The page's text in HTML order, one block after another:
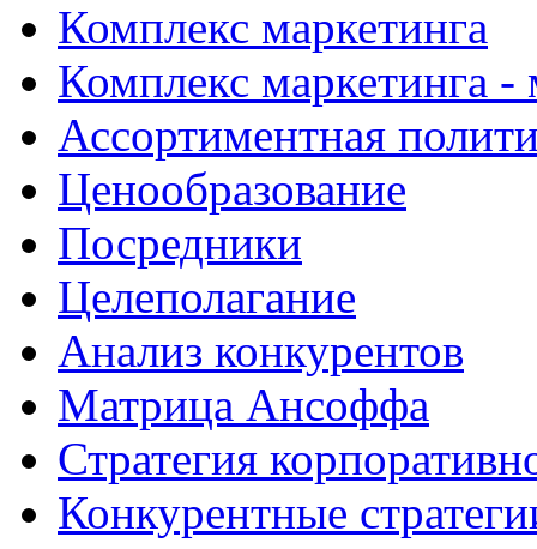
Комплекс маркетинга
Комплекс маркетинга
Ассортиментная
Ценообразование
Посредники
Целеполагание
Анализ конкурентов
Матрица Ансоффа
Стратегия
Конкурентные